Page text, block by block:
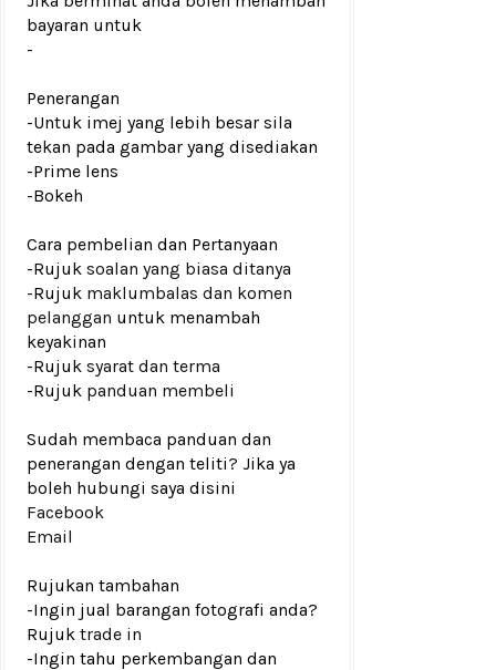
bayaran untuk
-
Penerangan
-Untuk imej yang lebih besar sila
tekan pada gambar yang disediakan
-Prime lens
-Bokeh
Cara pembelian dan Pertanyaan
-Rujuk soalan yang biasa ditanya
-Rujuk maklumbalas dan komen
pelanggan untuk menambah
keyakinan
-Rujuk syarat dan terma
-Rujuk panduan membeli
Sudah membaca panduan dan
penerangan dengan teliti? Jika ya
boleh hubungi saya disini
Facebook
Email
Rujukan tambahan
-Ingin jual barangan fotografi anda?
Rujuk trade in
-Ingin tahu perkembangan dan